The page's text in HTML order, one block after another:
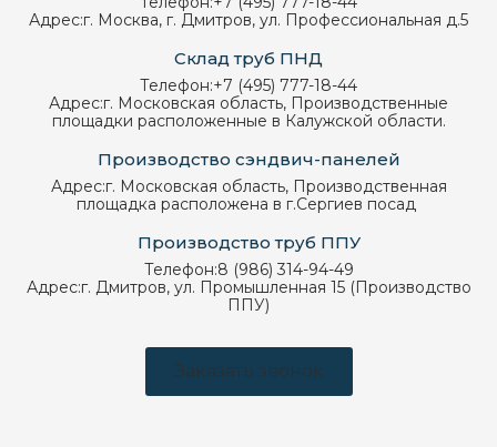
Адрес:г. Москва, г. Дмитров, ул. Профессиональная д.5
Склад труб ПНД
Телефон:+7 (495) 777-18-44
Адрес:г. Московская область, Производственные
площадки расположенные в Калужской области.
Производство сэндвич-панелей
Адрес:г. Московская область, Производственная
площадка расположена в г.Сергиев посад
Производство труб ППУ
Телефон:8 (986) 314-94-49
Адрес:г. Дмитров, ул. Промышленная 15 (Производство
ППУ)
Заказать звонок